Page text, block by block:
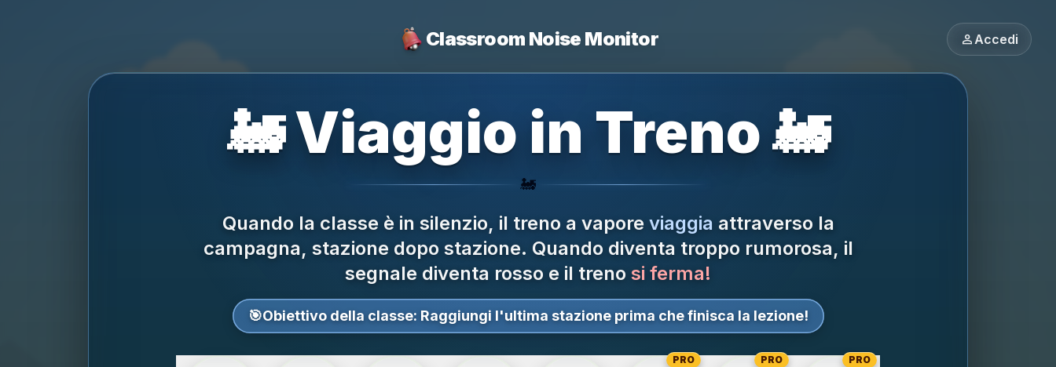
Classroom Noise Monitor personAccedi
🚂 Viaggio in Treno 🚂
🚂
Quando la classe è in silenzio, il treno a vapore viaggia attraverso la
campagna, stazione dopo stazione. Quando diventa troppo rumorosa, il
segnale diventa rosso e il treno si ferma!
🎯Obiettivo della classe: Raggiungi l'ultima stazione prima che finisca la lezione!
PRO PRO PRO